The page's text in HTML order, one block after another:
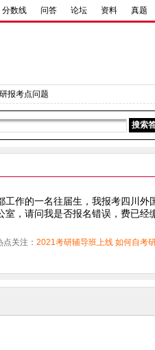
分数线 问答 论坛 资料 真题
报考点问题
工作的一名往届生，我报考四川
室，请问我是否报名错误，费已经
点关注： 2021考研辅导班上线 如何自考